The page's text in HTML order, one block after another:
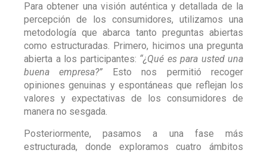
Para obtener una visión auténtica y detallada de la
percepción de los consumidores, utilizamos una
metodología que abarca tanto preguntas abiertas
como estructuradas. Primero, hicimos una pregunta
abierta a los participantes: “¿Qué es para usted una
buena empresa?” Esto nos permitió recoger
opiniones genuinas y espontáneas que reflejan los
valores y expectativas de los consumidores de
manera no sesgada.
Posteriormente, pasamos a una fase más
estructurada, donde exploramos cuatro ámbitos